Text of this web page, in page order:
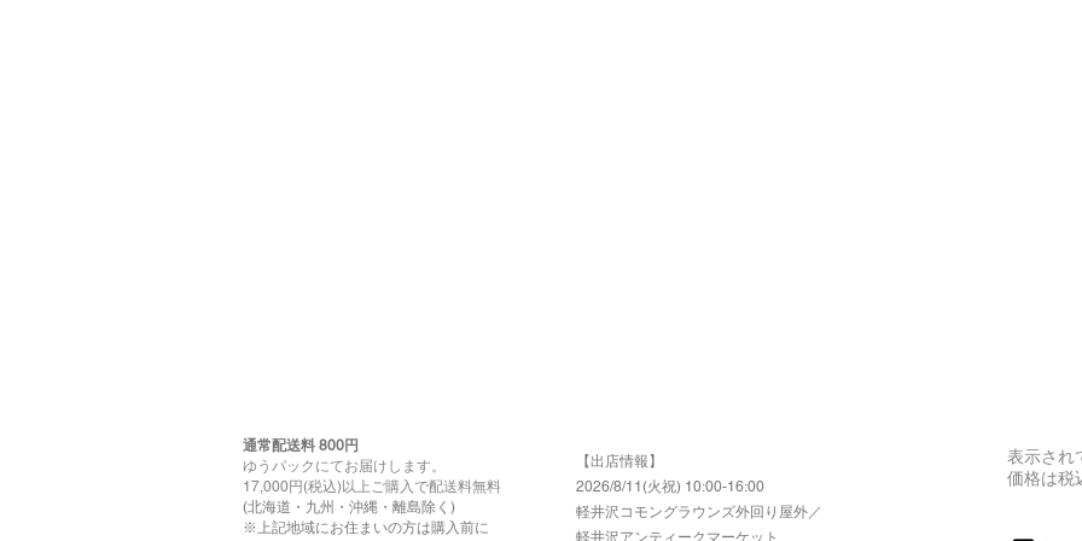
通常配送料 800円​
ゆうパックにてお届けします。
17,000円(税込)以上ご購入で配送料無料
(北海道・九州・沖縄・離島除く)
※上記地域にお住まいの方は購入前に
【出店情報】
2026/8/11(火祝) 10:00-16:00
​軽井沢コモングラウンズ外回り屋外／
軽井沢アンティークマーケット
表示され
価格は税